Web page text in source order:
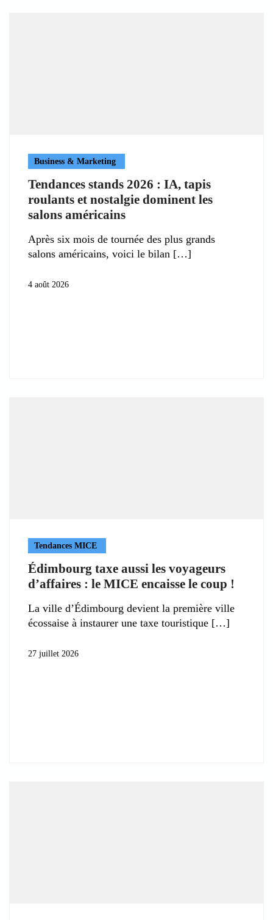
Business & Marketing
Tendances stands 2026 : IA, tapis
roulants et nostalgie dominent les
salons américains
Après six mois de tournée des plus grands
salons américains, voici le bilan
4 août 2026
Tendances MICE
Édimbourg taxe aussi les voyageurs
d’affaires : le MICE encaisse le coup !
La ville d’Édimbourg devient la première ville
écossaise à instaurer une taxe touristique
27 juillet 2026